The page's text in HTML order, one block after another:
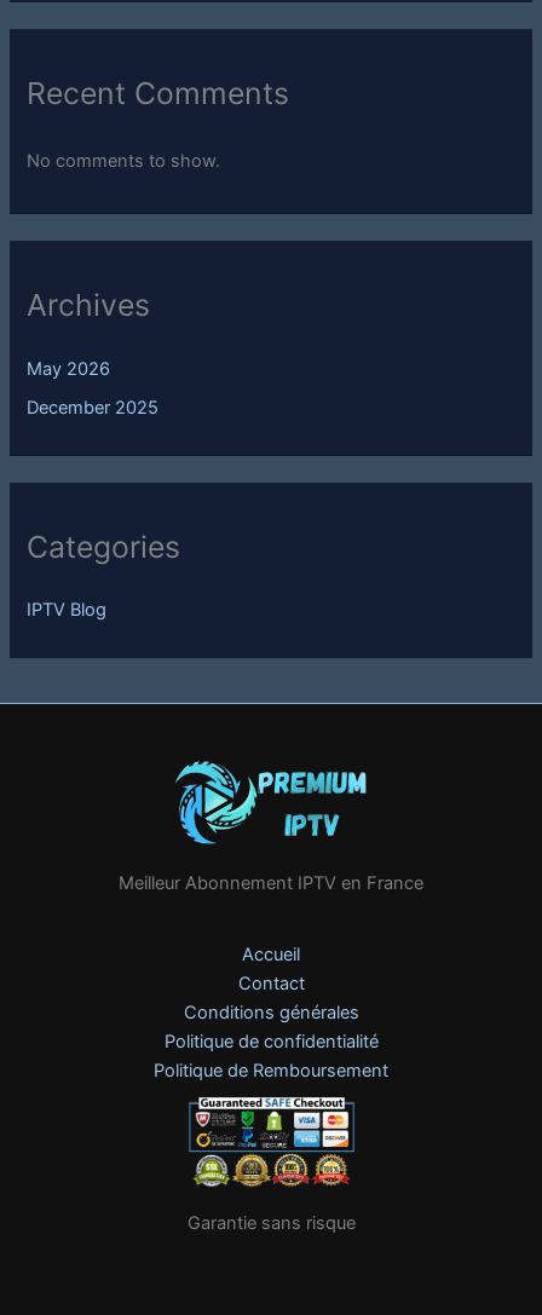
Recent Comments
No comments to show.
Archives
May 2026
December 2025
Categories
IPTV Blog
Meilleur Abonnement IPTV en France
Accueil
Contact
Conditions générales
Politique de confidentialité
Politique de Remboursement
Garantie sans risque